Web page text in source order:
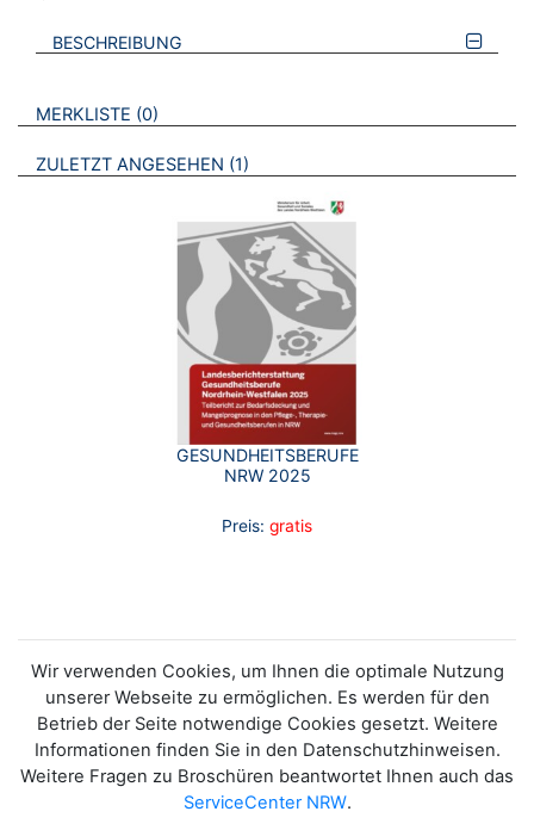
BESCHREIBUNG
VERWEISE AUF VERMERKTE- ODER ZULETZT ANGESEHENE
MERKLISTE 0 BROSCHÜREN
ZULETZT ANGESEHEN 1 BROSCHÜREN
GESUNDHEITSBERUFE
NRW 2025
Preis: gratis
Wir verwenden Cookies, um Ihnen die optimale Nutzung
unserer Webseite zu ermöglichen. Es werden für den
Betrieb der Seite notwendige Cookies gesetzt. Weitere
Informationen finden Sie in den Datenschutzhinweisen.
Weitere Fragen zu Broschüren beantwortet Ihnen auch das
ServiceCenter NRW.